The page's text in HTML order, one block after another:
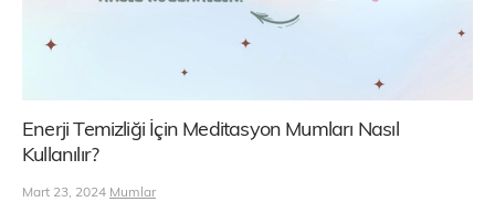
Enerji Temizliği İçin Meditasyon Mumları Nasıl
Kullanılır?
Mart 23, 2024 Mumlar